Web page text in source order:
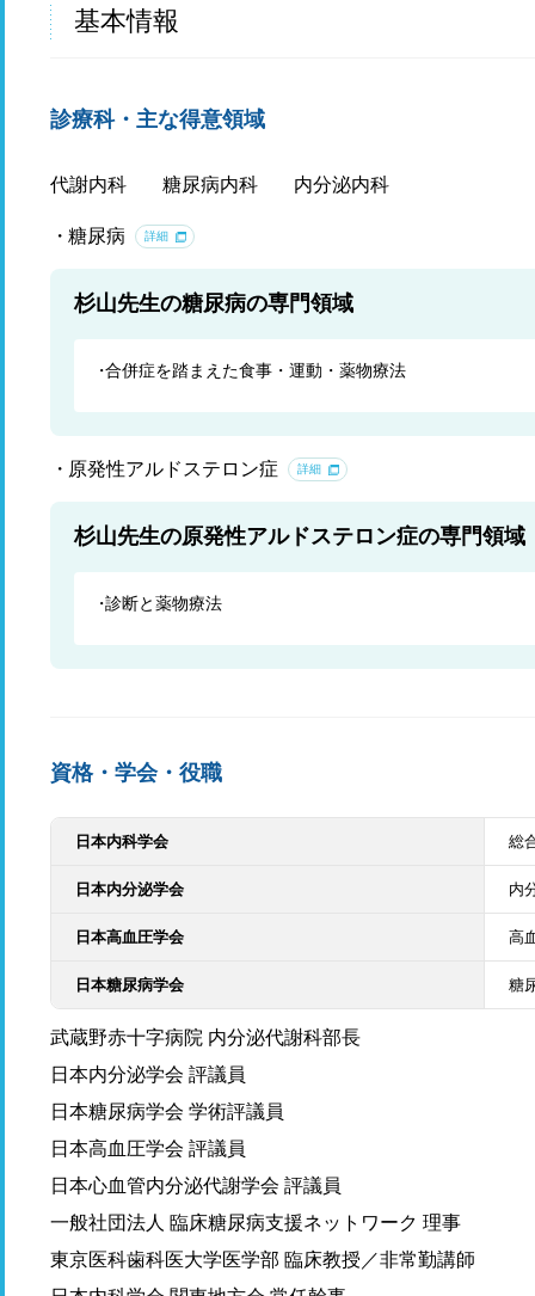
基本情報
診療科・主な得意領域
代謝内科 糖尿病内科 内分泌内科
糖尿病 詳細
杉山先生の糖尿病の専門領域
合併症を踏まえた食事・運動・薬物療法
原発性アルドステロン症 詳細
杉山先生の原発性アルドステロン症の専門領域
診断と薬物療法
資格・学会・役職
日本内科学会 総
日本内分泌学会 内
日本高血圧学会 高
日本糖尿病学会 糖
武蔵野赤十字病院 内分泌代謝科部長
日本内分泌学会 評議員
日本糖尿病学会 学術評議員
日本高血圧学会 評議員
日本心血管内分泌代謝学会 評議員
一般社団法人 臨床糖尿病支援ネットワーク 理事
東京医科歯科医大学医学部 臨床教授／非常勤講師